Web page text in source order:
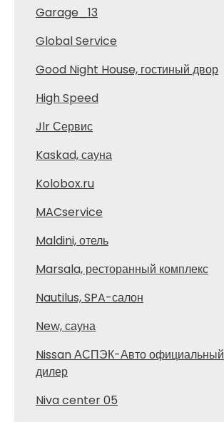
Garage_13
Global Service
Good Night House, гостиный двор
High Speed
Jlr Сервис
Kaskad, сауна
Kolobox.ru
MACservice
Maldini, отель
Marsala, ресторанный комплекс
Nautilus, SPA-салон
New, сауна
Nissan АСПЭК-Авто официальный
дилер
Niva center 05